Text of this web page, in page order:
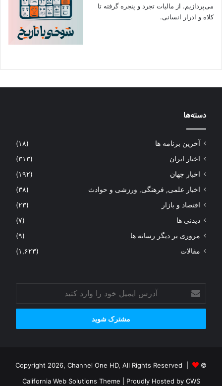
می‌پردازیم. از مالیات تجرد و پنجره گرفته تا
کلاه و ادرار انسانی.
دسته‌ها
آخرین برنامه ها
(۱۸)
اخبار ایران
(۳۱۳)
اخبار جهان
(۱۹۲)
اخبار علمی, فرهنگی, ورزشی و حوادث
(۳۸)
اقتصاد و بازار
(۲۳)
دیدنی ها
(۷)
مروری بر دیگر رسانه ها
(۹)
مقالات
(۱,۶۲۳)
ایمیل
خود
وارد
© Copyright 2026, Channel One HD, All Rights Reserved |
California Web Solutions Theme | Proudly Hosted by CWS